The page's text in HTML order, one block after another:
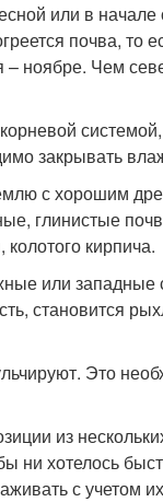
или в начале
почва, то
– ноябре. Чем
закрывать
с хорошим
глинистые
кирпича.
или
становится
Это
из
ни хотелось
с учетом